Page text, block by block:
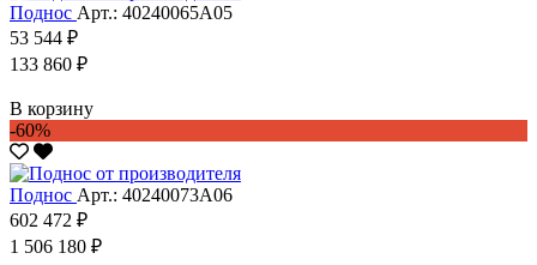
Поднос Арт.: 40240065А05
53 544 ₽
133 860 ₽
В корзину
-60%
Поднос Арт.: 40240073А06
602 472 ₽
1 506 180 ₽